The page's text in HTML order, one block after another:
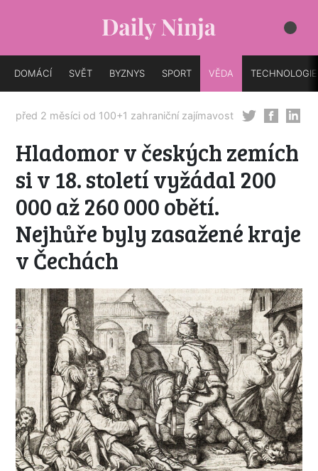
DOMÁCÍ SVĚT BYZNYS SPORT VĚDA TECHNOLOGIE
před 2 měsíci od 100+1 zahraniční zajímavost
Hladomor v českých zemích
si v 18. století vyžádal 200
000 až 260 000 obětí.
Nejhůře byly zasažené kraje
v Čechách